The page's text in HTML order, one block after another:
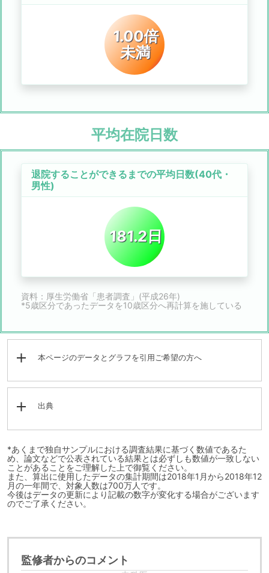
1.00倍
未満
平均在院日数
退院することができるまでの平均日数(40代・
男性)
181.2日
資料：厚生労働省「患者調査」(平成26年)
*5歳区分であったデータを10歳区分へ再計算を施している
本ページのデータとグラフを引用ご希望の方へ
出典
*あくまで独自サンプルにおける調査結果に基づく数値であるた
め、論文などで公表されている結果とは必ずしも数値が一致しない
ことがあることをご理解した上で御覧ください。
また、算出に使用したデータの集計期間は2018年1月から2018年12
月の一年間で、対象人数は700万人です。
今後はデータの更新により記載の数字が変化する場合がございます
のでご了承ください。
監修者からのコメント